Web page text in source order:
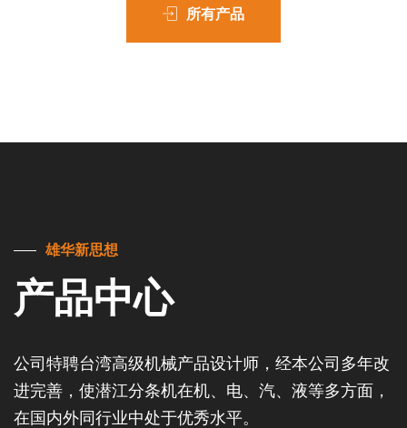
所有产品
雄华新思想
产品中心
公司特聘台湾高级机械产品设计师，经本公司多年改
进完善，使潜江分条机在机、电、汽、液等多方面，
在国内外同行业中处于优秀水平。